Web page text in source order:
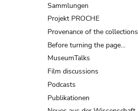
Sammlungen
Projekt PROCHE
Provenance of the collections
Before turning the page…
MuseumTalks
Film discussions
Podcasts
Publikationen